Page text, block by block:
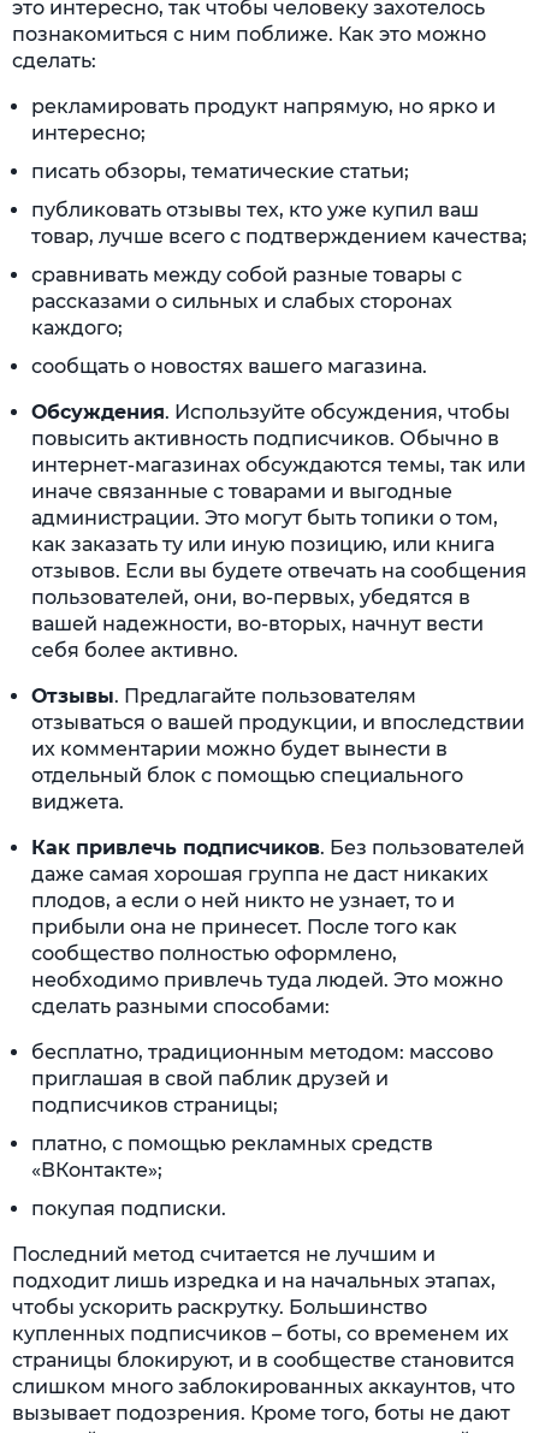
это интересно, так чтобы человеку захотелось
познакомиться с ним поближе. Как это можно
сделать:
рекламировать продукт напрямую, но ярко и
интересно;
писать обзоры, тематические статьи;
публиковать отзывы тех, кто уже купил ваш
товар, лучше всего с подтверждением качества;
сравнивать между собой разные товары с
рассказами о сильных и слабых сторонах
каждого;
сообщать о новостях вашего магазина.
Обсуждения. Используйте обсуждения, чтобы
повысить активность подписчиков. Обычно в
интернет-магазинах обсуждаются темы, так или
иначе связанные с товарами и выгодные
администрации. Это могут быть топики о том,
как заказать ту или иную позицию, или книга
отзывов. Если вы будете отвечать на сообщения
пользователей, они, во-первых, убедятся в
вашей надежности, во-вторых, начнут вести
себя более активно.
Отзывы. Предлагайте пользователям
отзываться о вашей продукции, и впоследствии
их комментарии можно будет вынести в
отдельный блок с помощью специального
виджета.
Как привлечь подписчиков. Без пользователей
даже самая хорошая группа не даст никаких
плодов, а если о ней никто не узнает, то и
прибыли она не принесет. После того как
сообщество полностью оформлено,
необходимо привлечь туда людей. Это можно
сделать разными способами:
бесплатно, традиционным методом: массово
приглашая в свой паблик друзей и
подписчиков страницы;
платно, с помощью рекламных средств
«ВКонтакте»;
покупая подписки.
Последний метод считается не лучшим и
подходит лишь изредка и на начальных этапах,
чтобы ускорить раскрутку. Большинство
купленных подписчиков – боты, со временем их
страницы блокируют, и в сообществе становится
слишком много заблокированных аккаунтов, что
вызывает подозрения. Кроме того, боты не дают